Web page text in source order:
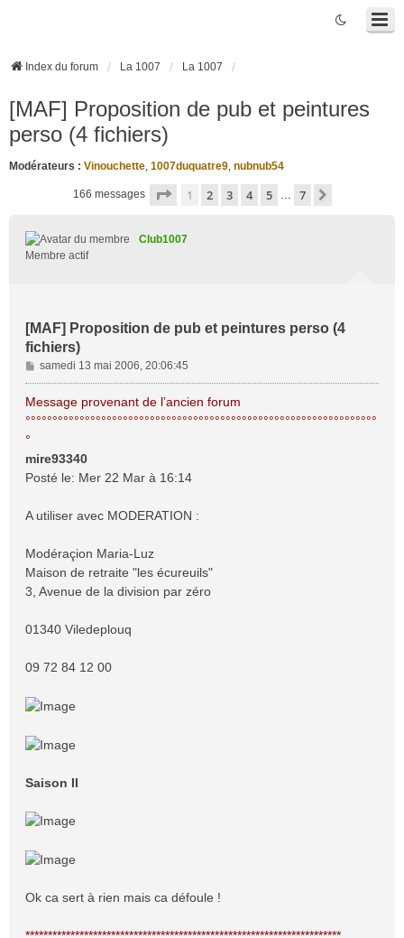
Index du forum La 1007 La 1007
[MAF] Proposition de pub et peintures
perso (4 fichiers)
Modérateurs : Vinouchette, 1007duquatre9, nubnub54
166 messages Page 1sur7
1 2 3 4 5 … 7
Club1007
Membre actif
[MAF] Proposition de pub et peintures perso (4
fichiers)
M
e
s
s
e
samedi 13 mai 2006, 20:06:45
Message provenant de l’ancien forum
°°°°°°°°°°°°°°°°°°°°°°°°°°°°°°°°°°°°°°°°°°°°°°°°°°°°°°°°°°°°°°°°°
°
mire93340
Posté le: Mer 22 Mar à 16:14
A utiliser avec MODERATION :
Modéraçion Maria-Luz
Maison de retraite "les écureuils"
3, Avenue de la division par zéro
01340 Viledeplouq
09 72 84 12 00
Saison II
Ok ca sert à rien mais ca défoule !